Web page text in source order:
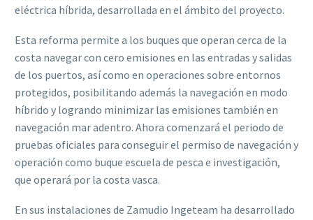
eléctrica híbrida, desarrollada en el ámbito del proyecto.
Esta reforma permite a los buques que operan cerca de la
costa navegar con cero emisiones en las entradas y salidas
de los puertos, así como en operaciones sobre entornos
protegidos, posibilitando además la navegación en modo
híbrido y logrando minimizar las emisiones también en
navegación mar adentro. Ahora comenzará el periodo de
pruebas oficiales para conseguir el permiso de navegación y
operación como buque escuela de pesca e investigación,
que operará por la costa vasca.
En sus instalaciones de Zamudio Ingeteam ha desarrollado